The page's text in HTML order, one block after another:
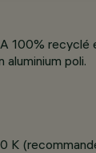
poli.
K